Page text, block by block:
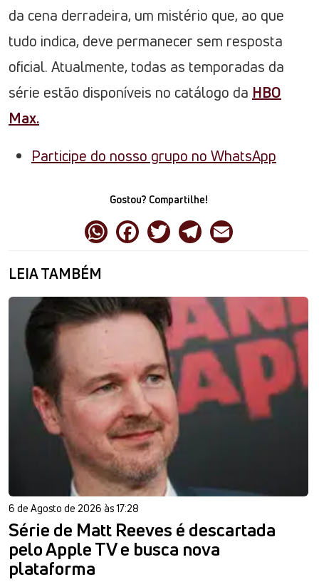
da cena derradeira, um mistério que, ao que
tudo indica, deve permanecer sem resposta
oficial. Atualmente, todas as temporadas da
série estão disponíveis no catálogo da HBO
Max.
Participe do nosso grupo no WhatsApp
Gostou? Compartilhe!
LEIA TAMBÉM
6 de Agosto de 2026 às 17:28
Série de Matt Reeves é descartada
pelo Apple TV e busca nova
plataforma